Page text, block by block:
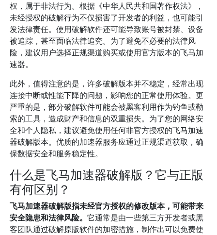
权，属于非法行为。根据《中华人民共和国著作权法》，
未经授权的破解行为不仅损害了开发者的利益，也可能引
发法律责任。使用破解软件还可能导致账号被封禁、设备
被追踪，甚至面临法律追究。为了避免不必要的法律风
险，建议用户选择正规渠道购买或使用官方版本的飞马加
速器。
此外，值得注意的是，许多破解版本并不稳定，经常出现
连接中断或性能下降的问题，影响您的正常使用体验。更
严重的是，部分破解软件可能会被黑客利用作为钓鱼或勒
索的工具，造成财产和信息的双重损失。为了您的网络安
全和个人隐私，建议避免使用任何非官方授权的飞马加速
器破解版本。优质的加速器服务应通过正规渠道获取，确
保数据安全和服务稳定性。
什么是飞马加速器破解版？它与正版
有何区别？
飞马加速器破解版指未经官方授权的修改版本，可能带来
安全隐患和法律风险。 它通常是由一些第三方开发者或黑
客团队通过破解原版软件的加密措施，制作出可以免费使